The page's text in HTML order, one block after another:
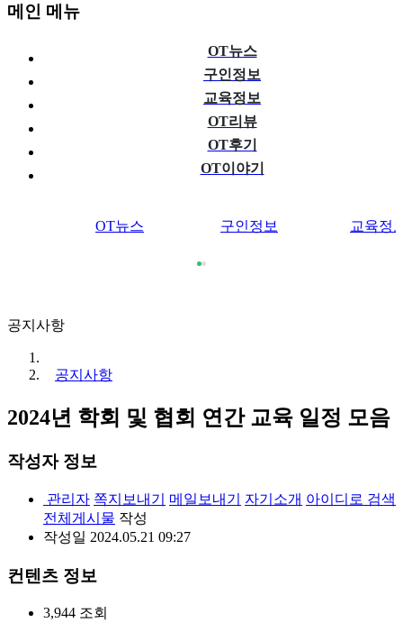
메인 메뉴
OT뉴스
구인정보
교육정보
OT리뷰
OT후기
OT이야기
OT뉴스 구인정보 교육정
공지사항
공지사항
2024년 학회 및 협회 연간 교육 일정 모음
작성자 정보
관리자 쪽지보내기 메일보내기 자기소개 아이디로 검색
전체게시물 작성
작성일 2024.05.21 09:27
컨텐츠 정보
3,944 조회